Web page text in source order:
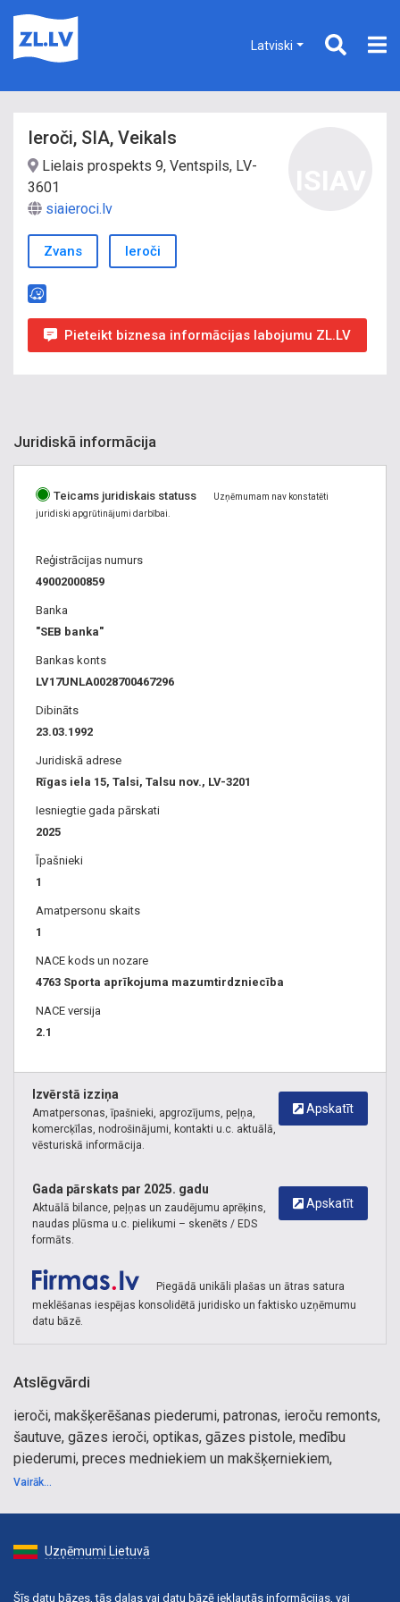
Latviski
Ieroči, SIA, Veikals
Lielais prospekts 9, Ventspils, LV-
3601
siaieroci.lv
Zvans Ieroči
Pieteikt biznesa informācijas labojumu ZL.LV
Juridiskā informācija
Teicams juridiskais statuss
Uzņēmumam nav konstatēti
juridiski apgrūtinājumi darbībai.
Reģistrācijas numurs
49002000859
Banka
"SEB banka"
Bankas konts
LV17UNLA0028700467296
Dibināts
23.03.1992
Juridiskā adrese
Rīgas iela 15, Talsi, Talsu nov., LV-3201
Iesniegtie gada pārskati
2025
Īpašnieki
1
Amatpersonu skaits
1
NACE kods un nozare
4763 Sporta aprīkojuma mazumtirdzniecība
NACE versija
2.1
Apskatīt
Izvērstā izziņa
Amatpersonas, īpašnieki, apgrozījums, peļņa,
komercķīlas, nodrošinājumi, kontakti u.c. aktuālā,
vēsturiskā informācija.
Apskatīt
Gada pārskats par 2025. gadu
Aktuālā bilance, peļņas un zaudējumu aprēķins,
naudas plūsma u.c. pielikumi – skenēts / EDS
formāts.
Piegādā unikāli plašas un ātras satura
meklēšanas iespējas konsolidētā juridisko un faktisko uzņēmumu
datu bāzē.
Atslēgvārdi
ieroči, makšķerēšanas piederumi, patronas, ieroču remonts,
šautuve, gāzes ieroči, optikas, gāzes pistole, medību
piederumi, preces medniekiem un makšķerniekiem,
pirotehnika, makšķernieku kartes, pašaizsardzības līdzekļi,
apģērbs, optiskie tēmekļi, mednieku apģērbs, medību
seifi, veikali, tirdzniecība, ieroču cenas, medību optika,
Vairāk...
Uzņēmumi Lietuvā
Šīs datu bāzes, tās daļas vai datu bāzē iekļautās informācijas, vai